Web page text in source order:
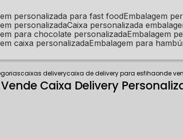
personalizada para fast food embalagem
personalizada caixa personalizada
para chocolate personalizada embalagem
caixa personalizada embalagem para
caixas deliverycaixa de delivery para esfihaonde
Caixa Delivery